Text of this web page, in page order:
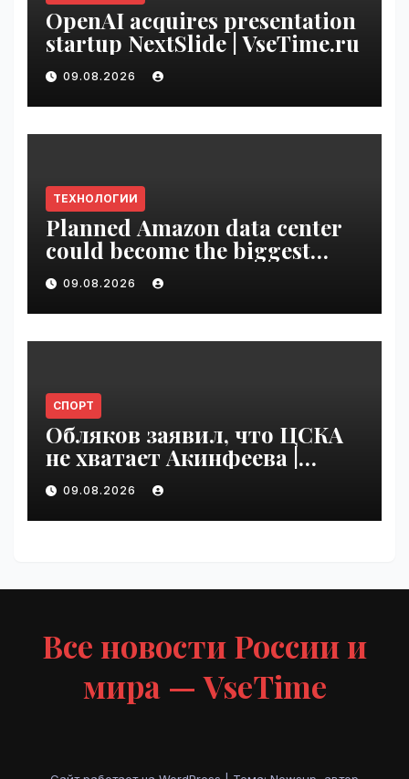
OpenAI acquires presentation
startup NextSlide | VseTime.ru
09.08.2026
ТЕХНОЛОГИИ
Planned Amazon data center
could become the biggest
climate polluter in the U.S. |
VseTime.ru
09.08.2026
СПОРТ
Обляков заявил, что ЦСКА
не хватает Акинфеева |
VseTime.ru
09.08.2026
Все новости России и
мира — VseTime